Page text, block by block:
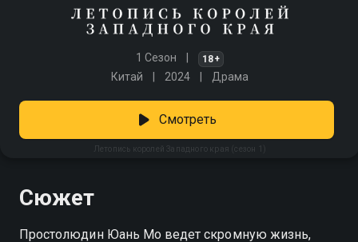
1 Сезон 18+
Китай 2024 Драма
Летопись королей Западного края (сезон 1)
Смотреть
Сюжет
Простолюдин Юань Мо ведет скромную жизнь,